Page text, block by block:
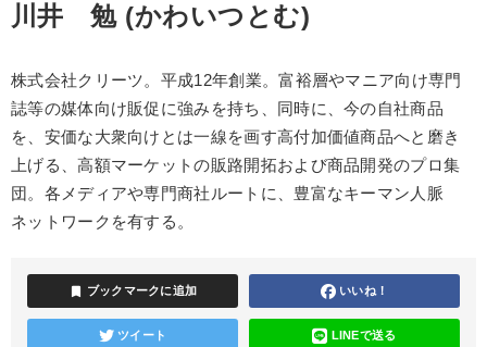
川井 勉 (かわいつとむ)
株式会社クリーツ。平成12年創業。富裕層やマニア向け専門
誌等の媒体向け販促に強みを持ち、同時に、今の自社商品
を、安価な大衆向けとは一線を画す高付加価値商品へと磨き
上げる、高額マーケットの販路開拓および商品開発のプロ集
団。各メディアや専門商社ルートに、豊富なキーマン人脈
ネットワークを有する。
bookmark ブックマークに追加 いいね！
ツイート LINEで送る